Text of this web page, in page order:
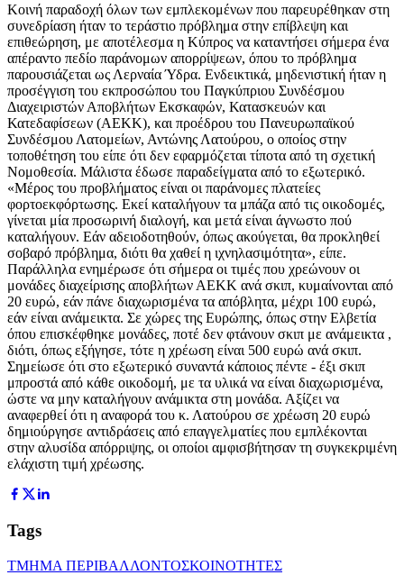
Κοινή παραδοχή όλων των εμπλεκομένων που παρευρέθηκαν στη
συνεδρίαση ήταν το τεράστιο πρόβλημα στην επίβλεψη και
επιθεώρηση, με αποτέλεσμα η Κύπρος να καταντήσει σήμερα ένα
απέραντο πεδίο παράνομων απορρίψεων, όπου το πρόβλημα
παρουσιάζεται ως Λερναία Ύδρα. Ενδεικτικά, μηδενιστική ήταν η
προσέγγιση του εκπροσώπου του Παγκύπριου Συνδέσμου
Διαχειριστών Αποβλήτων Εκσκαφών, Κατασκευών και
Κατεδαφίσεων (ΑΕΚΚ), και προέδρου του Πανευρωπαϊκού
Συνδέσμου Λατομείων, Αντώνης Λατούρου, ο οποίος στην
τοποθέτηση του είπε ότι δεν εφαρμόζεται τίποτα από τη σχετική
Νομοθεσία. Μάλιστα έδωσε παραδείγματα από το εξωτερικό.
«Μέρος του προβλήματος είναι οι παράνομες πλατείες
φορτοεκφόρτωσης. Εκεί καταλήγουν τα μπάζα από τις οικοδομές,
γίνεται μία προσωρινή διαλογή, και μετά είναι άγνωστο πού
καταλήγουν. Εάν αδειοδοτηθούν, όπως ακούγεται, θα προκληθεί
σοβαρό πρόβλημα, διότι θα χαθεί η ιχνηλασιμότητα», είπε.
Παράλληλα ενημέρωσε ότι σήμερα οι τιμές που χρεώνουν οι
μονάδες διαχείρισης αποβλήτων ΑΕΚΚ ανά σκιπ, κυμαίνονται από
20 ευρώ, εάν πάνε διαχωρισμένα τα απόβλητα, μέχρι 100 ευρώ,
εάν είναι ανάμεικτα. Σε χώρες της Ευρώπης, όπως στην Ελβετία
όπου επισκέφθηκε μονάδες, ποτέ δεν φτάνουν σκιπ με ανάμεικτα ,
διότι, όπως εξήγησε, τότε η χρέωση είναι 500 ευρώ ανά σκιπ.
Σημείωσε ότι στο εξωτερικό συναντά κάποιος πέντε - έξι σκιπ
μπροστά από κάθε οικοδομή, με τα υλικά να είναι διαχωρισμένα,
ώστε να μην καταλήγουν ανάμικτα στη μονάδα. Αξίζει να
αναφερθεί ότι η αναφορά του κ. Λατούρου σε χρέωση 20 ευρώ
δημιούργησε αντιδράσεις από επαγγελματίες που εμπλέκονται
στην αλυσίδα απόρριψης, οι οποίοι αμφισβήτησαν τη συγκεκριμένη
ελάχιστη τιμή χρέωσης.
Tags
ΤΜΗΜΑ ΠΕΡΙΒΑΛΛΟΝΤΟΣΚΟΙΝΟΤΗΤΕΣ